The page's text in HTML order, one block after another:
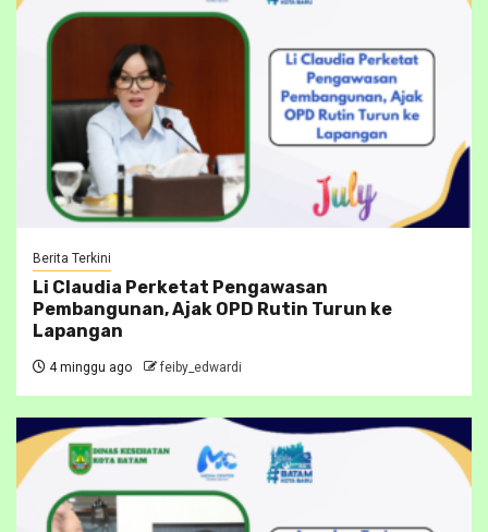
Berita Terkini
Li Claudia Perketat Pengawasan
Pembangunan, Ajak OPD Rutin Turun ke
Lapangan
4 minggu ago feiby_edwardi